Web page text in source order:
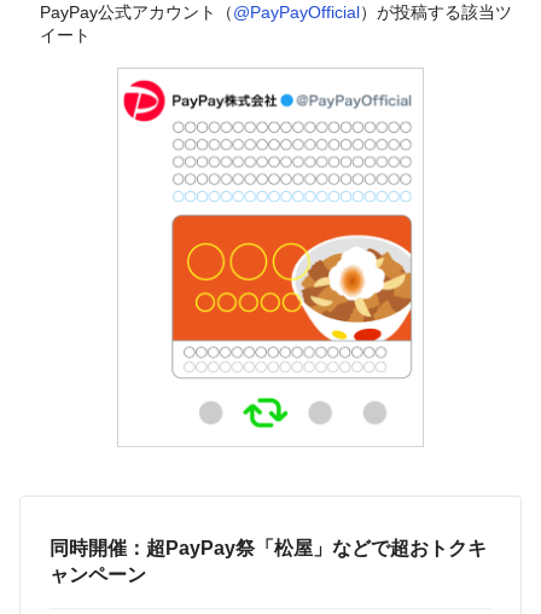
PayPay公式アカウント（@PayPayOfficial）が投稿する該当ツ
イート
同時開催：超PayPay祭「松屋」などで超おトクキ
ャンペーン